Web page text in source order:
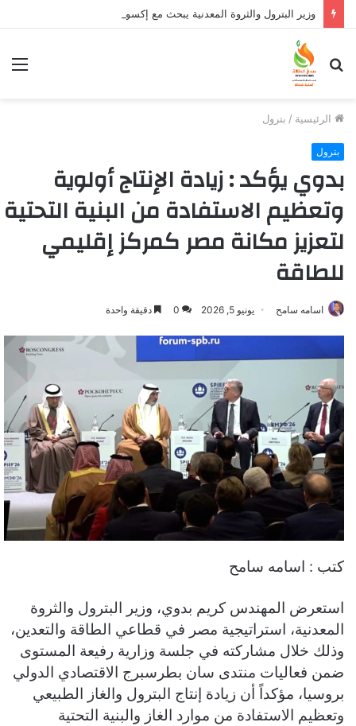
بحث
عن
الرئيسية / بترول
بترول
بدوي يؤكد : زيادة الإنتاج أولوية
وتعظيم الاستفادة من البنية التحتية
لتعزيز مكانة مصر كمركز إقليمي
للطاقة
اسامه سامح يونيو 5, 2026 0 دقيقة واحدة
كتب : اسامه سامح
استعرض المهندس كريم بدوي، وزير البترول والثروة
المعدنية، استراتيجية مصر في قطاعي الطاقة والتعدين،
وذلك خلال مشاركته في جلسة وزارية رفيعة المستوى
ضمن فعاليات منتدى سان بطرسبرج الاقتصادي الدولي
بروسيا، مؤكداً أن زيادة إنتاج البترول والغاز الطبيعي
وتعظيم الاستفادة من موارد الغاز والبنية التحتية